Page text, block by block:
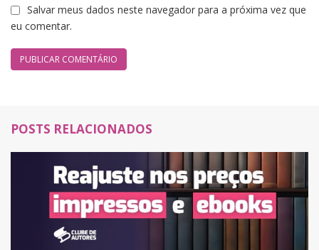
Salvar meus dados neste navegador para a próxima vez que
eu comentar.
POSTS RELACIONADOS